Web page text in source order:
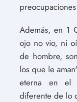
Además, en 1
ojo no vio, ni
de hombre,
los que le
eterna en el
diferente de lo